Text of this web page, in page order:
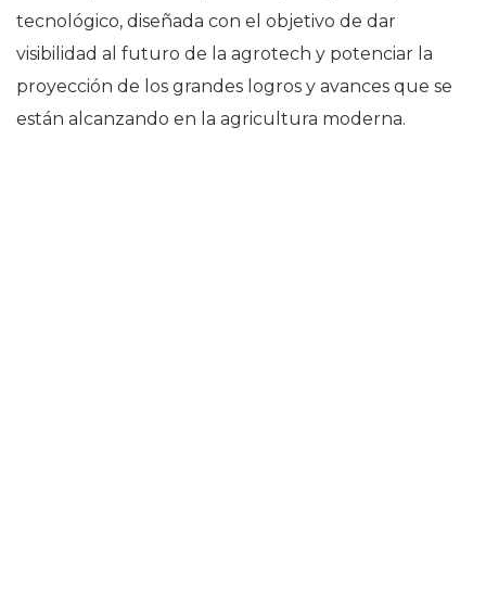
tecnológico, diseñada con el objetivo de dar
visibilidad al futuro de la agrotech y potenciar la
proyección de los grandes logros y avances que se
están alcanzando en la agricultura moderna.